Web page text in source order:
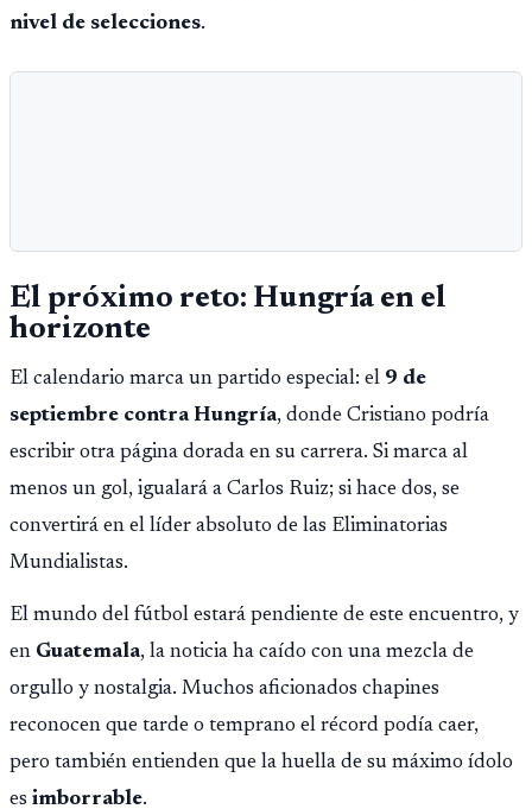
nivel de selecciones.
El próximo reto: Hungría en el
horizonte
El calendario marca un partido especial: el 9 de
septiembre contra Hungría, donde Cristiano podría
escribir otra página dorada en su carrera. Si marca al
menos un gol, igualará a Carlos Ruiz; si hace dos, se
convertirá en el líder absoluto de las Eliminatorias
Mundialistas.
El mundo del fútbol estará pendiente de este encuentro, y
en Guatemala, la noticia ha caído con una mezcla de
orgullo y nostalgia. Muchos aficionados chapines
reconocen que tarde o temprano el récord podía caer,
pero también entienden que la huella de su máximo ídolo
es imborrable.